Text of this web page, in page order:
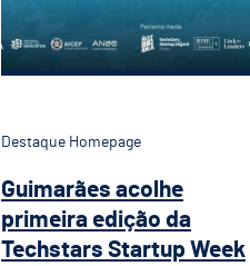
Destaque Homepage
Guimarães acolhe
primeira edição da
Techstars Startup Week